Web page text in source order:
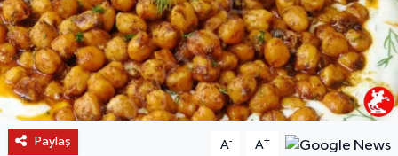
Paylaş A- A+